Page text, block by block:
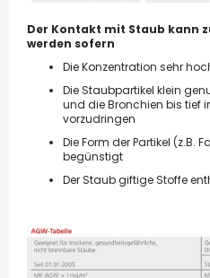
Der Kontakt mit Staub kann
werden sofern
Die Konzentration sehr
Die Staubpartikel klein
und die Bronchien bis tief
vorzudringen
Die Form der Partikel (z.B.
begünstigt
Der Staub giftige Stoffe